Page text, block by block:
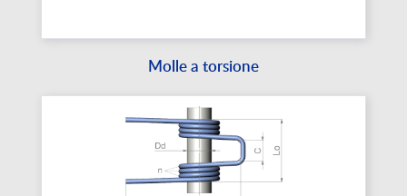
Molle a torsione